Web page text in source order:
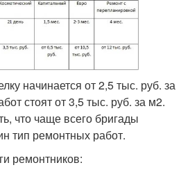
начинается от 2,5 тыс. руб. за
стоят от 3,5 тыс. руб. за м2.
что чаще всего бригады
тип ремонтных работ.
ремонтников: